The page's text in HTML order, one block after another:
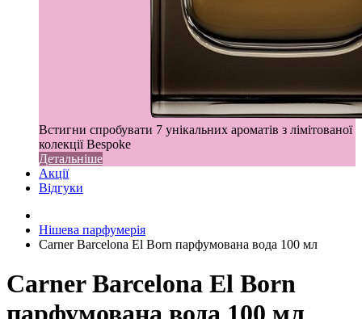
Встигни спробувати 7 унікальних ароматів з лімітованої
колекції Bespoke
Детальніше
Акції
Відгуки
Нішева парфумерія
Carner Barcelona El Born парфумована вода 100 мл
Carner Barcelona El Born